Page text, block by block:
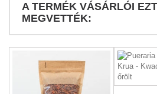
A TERMÉK VÁSÁRLÓI
MEGVETTÉK: